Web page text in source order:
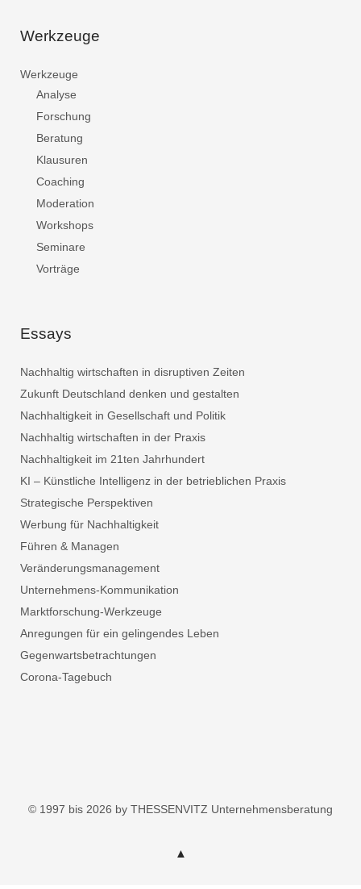
Werkzeuge
Werkzeuge
Analyse
Forschung
Beratung
Klausuren
Coaching
Moderation
Workshops
Seminare
Vorträge
Essays
Nachhaltig wirtschaften in disruptiven Zeiten
Zukunft Deutschland denken und gestalten
Nachhaltigkeit in Gesellschaft und Politik
Nachhaltig wirtschaften in der Praxis
Nachhaltigkeit im 21ten Jahrhundert
KI – Künstliche Intelligenz in der betrieblichen Praxis
Strategische Perspektiven
Werbung für Nachhaltigkeit
Führen & Managen
Veränderungsmanagement
Unternehmens-Kommunikation
Marktforschung-Werkzeuge
Anregungen für ein gelingendes Leben
Gegenwartsbetrachtungen
Corona-Tagebuch
© 1997 bis 2026 by THESSENVITZ Unternehmensberatung